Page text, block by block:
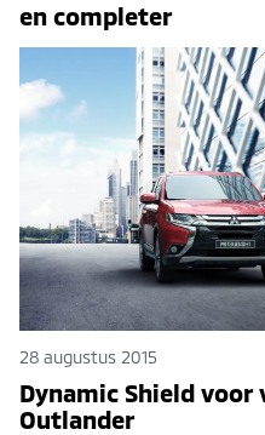
en completer
28 augustus 2015
Dynamic Shield
Outlander